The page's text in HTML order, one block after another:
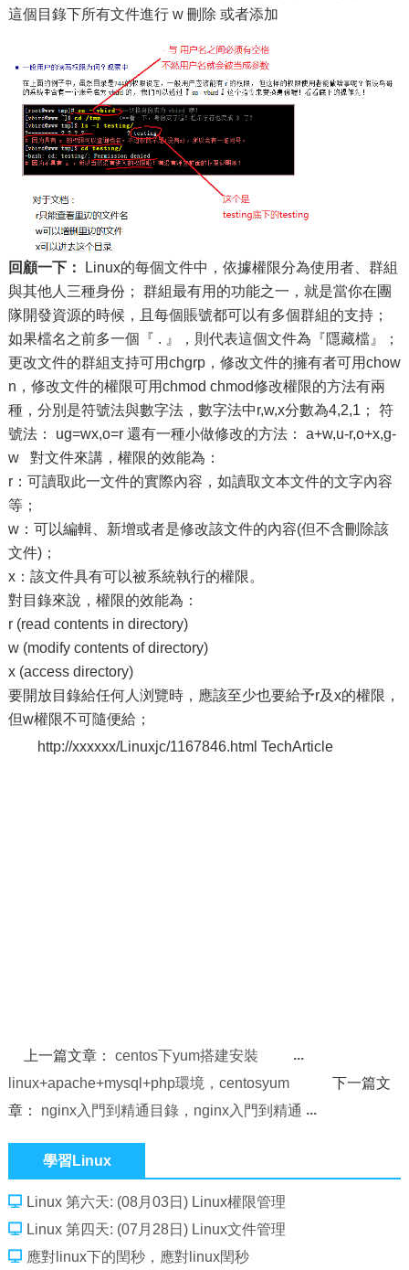
這個目錄下所有文件進行 w 刪除 或者添加
回顧一下：
Linux的每個文件中，依據權限分為使用者、群組
與其他人三種身份； 群組最有用的功能之一，就是當你在團
隊開發資源的時候，且每個賬號都可以有多個群組的支持；
如果檔名之前多一個『 . 』，則代表這個文件為『隱藏檔』；
更改文件的群組支持可用chgrp，修改文件的擁有者可用chow
n，修改文件的權限可用chmod chmod修改權限的方法有兩
種，分別是符號法與數字法，數字法中r,w,x分數為4,2,1； 符
號法： ug=wx,o=r 還有一種小做修改的方法： a+w,u-r,o+x,g-
w 對文件來講，權限的效能為：
r：可讀取此一文件的實際內容，如讀取文本文件的文字內容
等；
w：可以編輯、新增或者是修改該文件的內容(但不含刪除該
文件)；
x：該文件具有可以被系統執行的權限。
對目錄來說，權限的效能為：
r (read contents in directory)
w (modify contents of directory)
x (access directory)
要開放目錄給任何人浏覽時，應該至少也要給予r及x的權限，
但w權限不可隨便給；
http://xxxxxx/Linuxjc/1167846.html TechArticle
上一篇文章：centos下yum搭建安裝
linux+apache+mysql+php環境，centosyum
下一篇文
章： nginx入門到精通目錄，nginx入門到精通
學習Linux
Linux 第六天: (08月03日) Linux權限管理
Linux 第四天: (07月28日) Linux文件管理
應對linux下的閏秒，應對linux閏秒